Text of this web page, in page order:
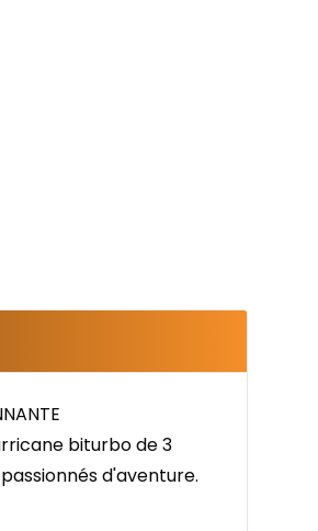
biturbo de 3
d'aventure.